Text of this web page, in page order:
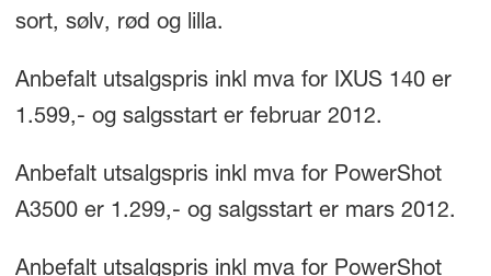
sort, sølv, rød og lilla.
Anbefalt utsalgspris inkl mva for IXUS 140 er
1.599,- og salgsstart er februar 2012.
Anbefalt utsalgspris inkl mva for PowerShot
A3500 er 1.299,- og salgsstart er mars 2012.
Anbefalt utsalgspris inkl mva for PowerShot